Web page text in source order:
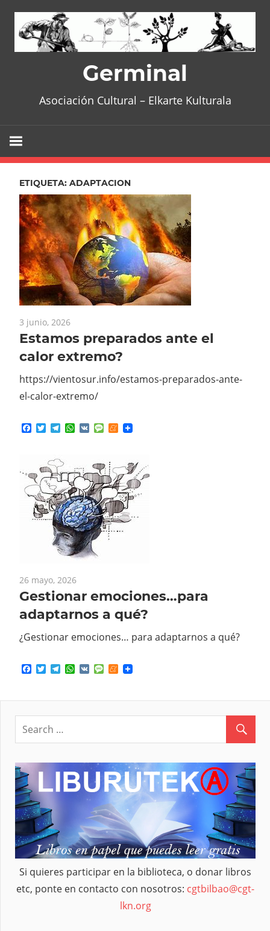
content
Germinal
Asociación Cultural – Elkarte Kulturala
ETIQUETA: ADAPTACION
3 junio, 2026
Estamos preparados ante el
calor extremo?
https://vientosur.info/estamos-preparados-ante-
el-calor-extremo/
Facebook
TwitterTelegram
WhatsApp
VK MessageMeneame
26 mayo, 2026
Gestionar emociones…para
adaptarnos a qué?
¿Gestionar emociones… para adaptarnos a qué?
Facebook
TwitterTelegram
WhatsApp
VK MessageMeneame
Si quieres participar en la biblioteca, o donar libros
etc, ponte en contacto con nosotros: cgtbilbao@cgt-
lkn.org